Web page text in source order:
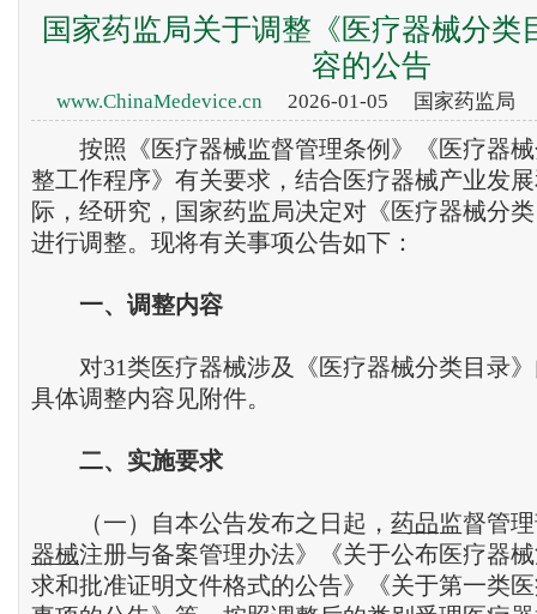
国家药监局关于调整《医疗器械分类
容的公告
www.ChinaMedevice.cn2026-01-05 国家药监局
按照《医疗器械监督管理条例》《医疗器械
整工作程序》有关要求，结合医疗器械产业发
际，经研究，国家药监局决定对《医疗器械分
进行调整。现将有关事项公告如下：
一、调整内容
对31类医疗器械涉及《医疗器械分类目录》
具体调整内容见附件。
二、实施要求
（一）自本公告发布之日起， 药品监督管
器械注册与备案管理办法》《关于公布医疗器
求和批准证明文件格式的公告》《关于第一类